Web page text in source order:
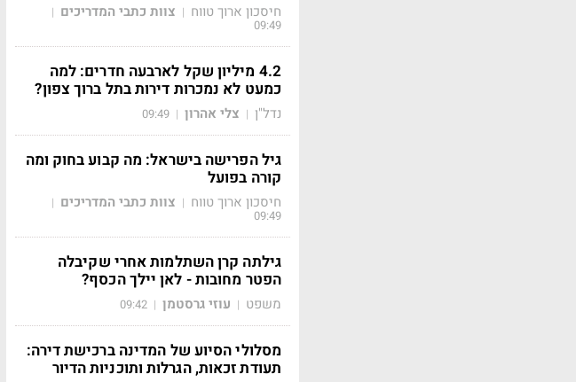
חיסכון ארוך טווח | צוות כתבי המדריכים |
09:49
4.2 מיליון שקל לארבעה חדרים: למה
כמעט לא נמכרות דירות בתל ברוך צפון?
נדל"ן | צלי אהרון |
09:49
גיל הפרישה בישראל: מה קבוע בחוק ומה
קורה בפועל
חיסכון ארוך טווח | צוות כתבי המדריכים |
09:49
גילתה קרן השתלמות אחרי שקיבלה
הפטר מחובות - לאן יילך הכסף?
משפט | עוזי גרסטמן |
09:42
מסלולי הסיוע של המדינה ברכישת דירה:
תעודת זכאות, הגרלות ותוכניות הדיור